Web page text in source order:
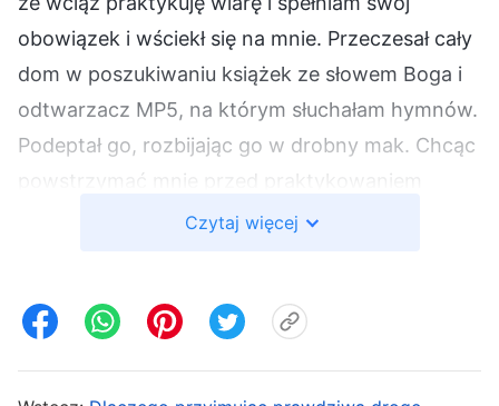
obowiązek i wściekł się na mnie. Przeczesał cały
dom w poszukiwaniu książek ze słowem Boga i
odtwarzacz MP5, na którym słuchałam hymnów.
Podeptał go, rozbijając go w drobny mak. Chcąc
powstrzymać mnie przed praktykowaniem
wiary, wziął wolne w swojej dobrze płatnej pracy,
przeżywałam prawdziwe katusze, więc gdy
Czytaj więcej